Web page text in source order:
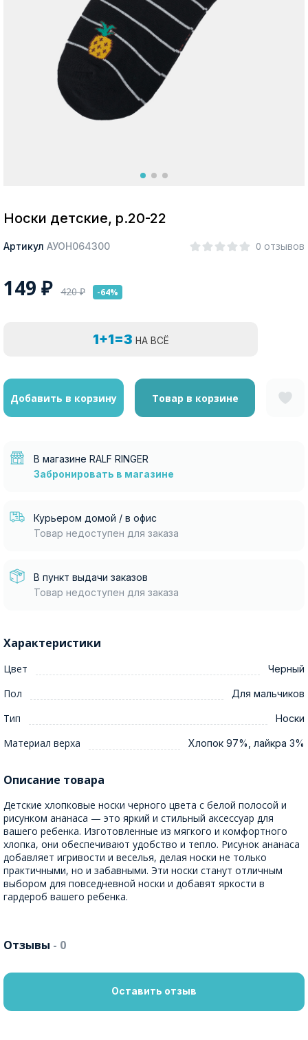
Москва
Носки детские, р.20-22
Артикул АУОН064300 0 отзывов
149 ₽ 420₽ -64%
1+1=3 НА ВСЁ
Добавить в корзину Товар в корзине
В магазине RALF RINGER
Забронировать в магазине
Курьером домой / в офис
Товар недоступен для заказа
В пункт выдачи заказов
Товар недоступен для заказа
Характеристики
Цвет Черный
Пол Для мальчиков
Тип Носки
Материал верха Хлопок 97%, лайкра 3%
Описание товара
Детские хлопковые носки черного цвета с белой полосой и
рисунком ананаса — это яркий и стильный аксессуар для
вашего ребенка. Изготовленные из мягкого и комфортного
хлопка, они обеспечивают удобство и тепло. Рисунок ананаса
добавляет игривости и веселья, делая носки не только
практичными, но и забавными. Эти носки станут отличным
выбором для повседневной носки и добавят яркости в
гардероб вашего ребенка.
Отзывы - 0
Оставить отзыв